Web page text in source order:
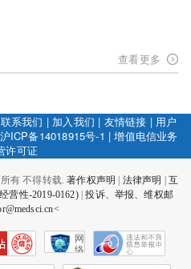
查看更多
联系我们 | 加入我们 | 友情链接 | 用户
沪ICP备14018915号-1 |增值电信业务
许可证
所有 不得转载.著作权声明 | 法律声明 | 互
营性-2019-0162)|投诉、举报、维权邮
网
络